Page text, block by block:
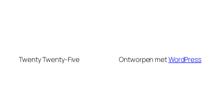
Twenty Twenty-Five Ontworpen metWordPress